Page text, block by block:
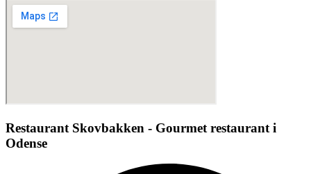
Restaurant Skovbakken - Gourmet restaurant i
Odense